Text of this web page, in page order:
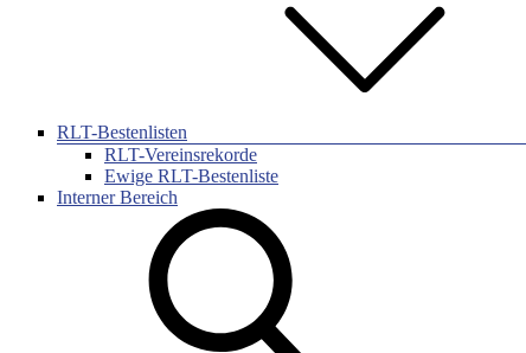
RLT-Bestenlisten
RLT-Vereinsrekorde
Ewige RLT-Bestenliste
Interner Bereich